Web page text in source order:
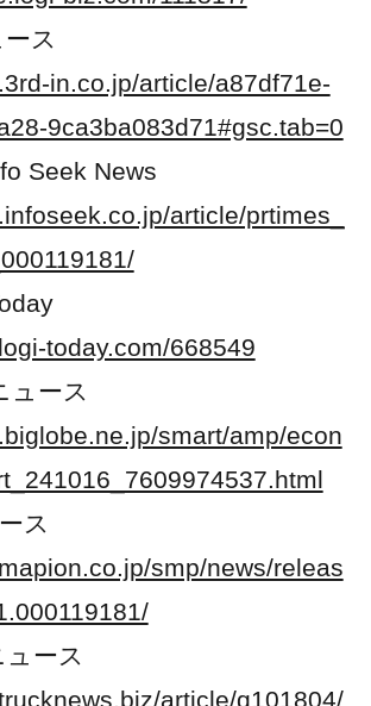
ス
in.co.jp/article/a87df71e-
9ca3ba083d71#gsc.tab=0
Seek News
article/prtimes_
today.com/668549
ュース
smart/amp/econ
ス
smp/news/releas
ース
article/q101804/